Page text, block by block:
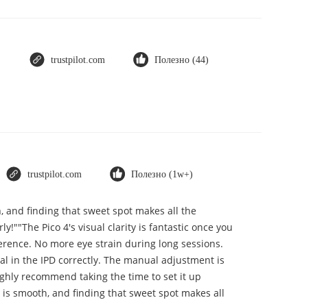
trustpilot.com Полезно (44)
trustpilot.com Полезно (1w+)
and finding that sweet spot makes all the
Pico 4's visual clarity is fantastic once you
No more eye strain during long sessions.
in the IPD correctly. The manual adjustment is
recommend taking the time to set it up
smooth, and finding that sweet spot makes all